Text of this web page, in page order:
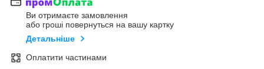
Ви отримаєте замовлення
або гроші повернуться на вашу картку
Детальніше
Оплатити частинами